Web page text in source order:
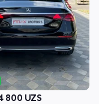
800 UZS